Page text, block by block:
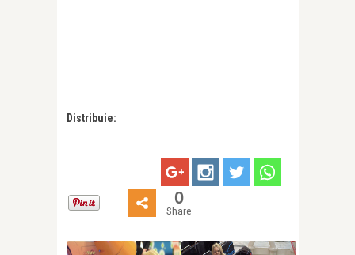
Distribuie:
0
Share